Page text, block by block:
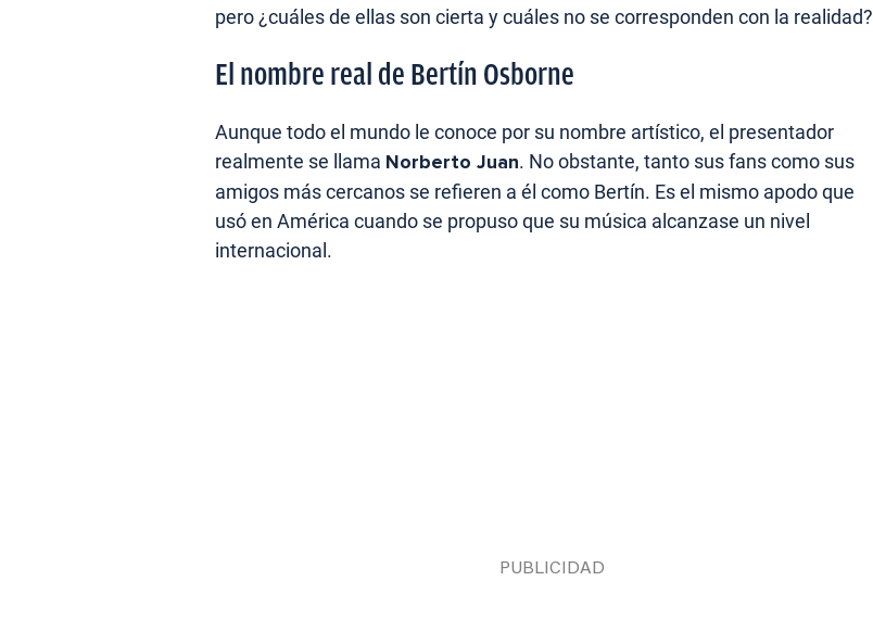
pero ¿cuáles de ellas son cierta y cuáles no se corresponden con la realidad?
El nombre real de Bertín Osborne
Aunque todo el mundo le conoce por su nombre artístico, el presentador
realmente se llama Norberto Juan. No obstante, tanto sus fans como sus
amigos más cercanos se refieren a él como Bertín. Es el mismo apodo que
usó en América cuando se propuso que su música alcanzase un nivel
internacional.